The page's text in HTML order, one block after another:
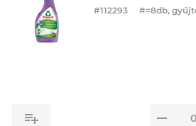
#112293 #=8db,